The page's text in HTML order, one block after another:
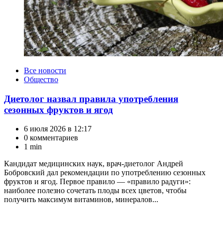
КатегорииВсе новости
Общество
Диетолог назвал правила употребления
сезонных фруктов и ягод
6 июля 2026 в 12:17
0 комментариев
1 min
Кандидат медицинских наук, врач-диетолог Андрей
Бобровский дал рекомендации по употреблению сезонных
фруктов и ягод. Первое правило — «правило радуги»:
наиболее полезно сочетать плоды всех цветов, чтобы
получить максимум витаминов, минералов...